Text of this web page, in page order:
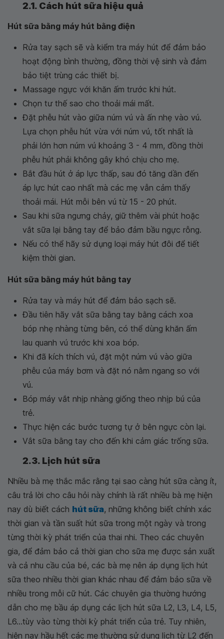
2.1. Cách hút sữa hiệu quả
Hút sữa bằng máy hút bằng điện
Rửa tay sạch sẽ và kiểm tra máy hút để đảm bảo
hoạt động bình thường, đồng thời vệ sinh và đảm
bảo tiệt trùng các thiết bị.
Massage ngực với khăn ấm trước khi hút.
Chọn tư thế sao cho thoải mái mất.
Đặt phễu hút vào giữa núm vú và ấn nhẹ vào vú.
Lựa chọn phễu hút vừa với núm vú, tốt nhất là
phải lớn hơn núm vú khoảng 3 - 4 mm, đồng thời
phễu hút phải không gây khó chịu cho mẹ.
Bắt đầu hút ở áp lực thấp, sau đó tăng dần đến
áp lực hút cao nhất mà các mẹ vẫn cảm thấy
thoải mái. Hút mỗi bên vú từ 15 - 20 phút.
Sau khi sữa ngưng chảy, giữ thêm vài phút hoặc
vắt sữa lại bằng tay để bảo đảm bầu ngực rỗng.
Nếu có thể hãy sử dụng loại máy hút đôi để tiết
kiệm thời gian.
Hút sữa bằng máy hút bằng tay
Rửa tay và máy hút để đảm bảo sạch sẽ.
Đầu tiên hãy vắt sữa bằng tay bằng cách xoa
bóp nhẹ nhàng từng bên, có thể dùng khăn ấm
lau quanh vú trước khi xoa bóp.
Khi đã kích thích vú, đặt một núm vú vào giữa
phễu của máy bơm và đặt nó nằm ngang so với
vú.
Bóp máy vắt nhịp nhàng giống theo nhịp bú của
trẻ.
Thực hiện các bước tương tự ở bên ngực còn lại.
Vắt sữa bằng tay cho đến khi cảm giác trống sữa.
2.3. Lịch hút sữa
Nhiều bà mẹ thắc mắc rằng tại sao càng hút sữa càng ít,
câu trả lời cho câu hỏi này chính là rất nhiều bà mẹ hiện
nay dù biết cách hút sữa, những không biết chính xác
thời gian và tần suất hút sữa trong một ngày và trong
từng thời kỳ phát triển của thai nhi. Theo các chuyên
gia, để đảm bảo cả thời gian cho sữa mẹ được sản xuất
và cả nhu cầu của bé, các bà mẹ nên áp dụng lịch hút
sữa theo nhiều thời gian khác nhau để đảm bảo sữa về
nhiều trong mỗi cữ hút. Các chuyên gia thường hướng
dẫn cho mẹ bầu áp dụng các lịch hút sữa L2, L3, L4, L5,
L6...tùy vào từng thời kỳ phát triển của trẻ. Tuy nhiên,
hiện nay hầu hết các mẹ thường sử dụng lịch từ L2 đến